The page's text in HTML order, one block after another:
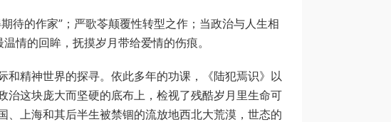
待的作家”；严歌苓颠覆性转型之作；当政治与人生相
情的回眸，抚摸岁月带给爱情的伤痕。
精神世界的探寻。依此多年的功课，《陆犯焉识》以
这块庞大而坚硬的底布上，检视了残酷岁月里生命可
上海和其后半生被禁锢的流放地西北大荒漠，世态的